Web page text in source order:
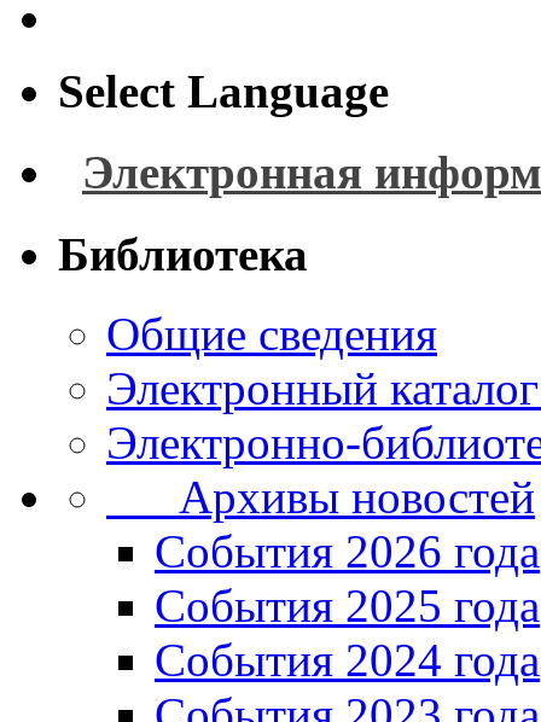
Select Language
Электронная
Библиотека
Общие сведения
Электронный
Электронно-
Архивы новостей
Cобытия 2026 года
События 2025 года
События 2024 года